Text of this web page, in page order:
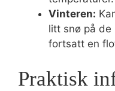
Vinteren:
litt snø på de
fortsatt en
Praktisk